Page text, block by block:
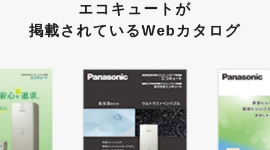
エコキュートが
掲載されているWebカタログ